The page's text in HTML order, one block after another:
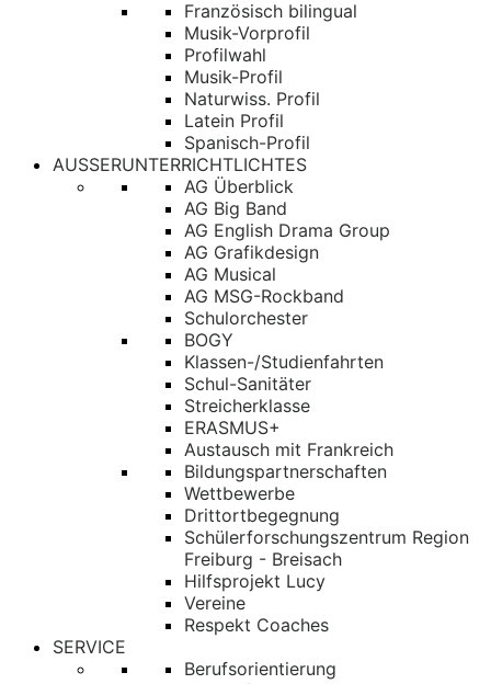
Französisch bilingual
Musik-Vorprofil
Profilwahl
Musik-Profil
Naturwiss. Profil
Latein Profil
Spanisch-Profil
AUSSERUNTERRICHTLICHTES
AG Überblick
AG Big Band
AG English Drama Group
AG Grafikdesign
AG Musical
AG MSG-Rockband
Schulorchester
BOGY
Klassen-/Studienfahrten
Schul-Sanitäter
Streicherklasse
ERASMUS+
Austausch mit Frankreich
Bildungspartnerschaften
Wettbewerbe
Drittortbegegnung
Schülerforschungszentrum Region
Freiburg - Breisach
Hilfsprojekt Lucy
Vereine
Respekt Coaches
SERVICE
Berufsorientierung